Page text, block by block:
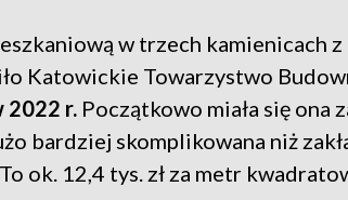
w trzech kamienicach z
Katowickie Towarzystwo
2022 r. Początkowo miała się ona
bardziej skomplikowana niż
ok. 12,4 tys. zł za metr